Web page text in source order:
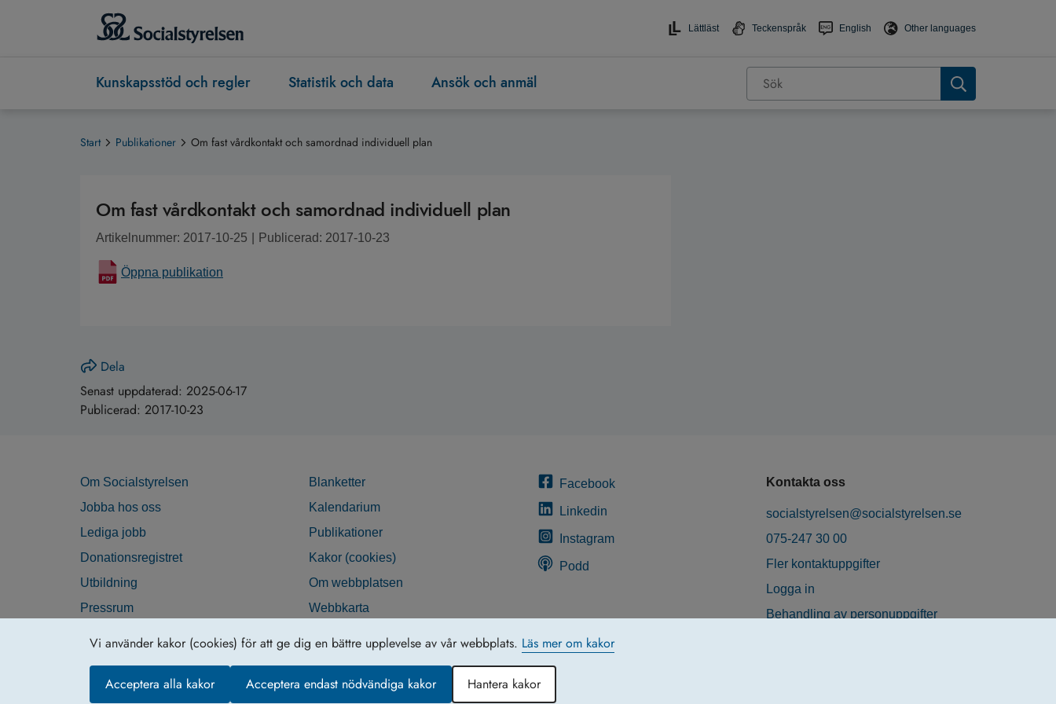
Vi använder kakor (cookies) för att ge dig en bättre upplevelse av vår webbplats. Läs mer om kakor
Acceptera alla kakor Acceptera endast nödvändiga kakor Hantera kakor
Lättläst Teckenspråk English Other languages
Kunskapsstöd och regler Statistik och data Ansök och anmäl
Start Publikationer Om fast vårdkontakt och samordnad individuell plan
Om fast vårdkontakt och samordnad individuell plan
Artikelnummer: 2017-10-25 Publicerad: 2017-10-23
Öppna publikation
Dela
Senast uppdaterad: 2025-06-17
Publicerad: 2017-10-23
Om Socialstyrelsen
Jobba hos oss
Lediga jobb
Donationsregistret
Utbildning
Pressrum
Blanketter
Kalendarium
Publikationer
Kakor (cookies)
Om webbplatsen
Webbkarta
Facebook
Linkedin
Instagram
Podd
Kontakta oss
socialstyrelsen@socialstyrelsen.se
075-247 30 00
Fler kontaktuppgifter
Logga in
Behandling av personuppgifter